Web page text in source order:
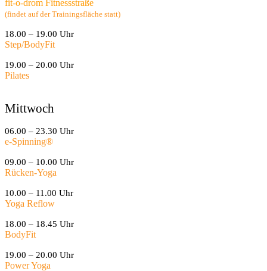
fit-o-drom Fitnessstraße
(findet auf der Trainingsfläche statt)
18.00 – 19.00 Uhr
Step/BodyFit
19.00 – 20.00 Uhr
Pilates
Mittwoch
06.00 – 23.30 Uhr
e-Spinning®
09.00 – 10.00 Uhr
Rücken-Yoga
10.00 – 11.00 Uhr
Yoga Reflow
18.00 – 18.45 Uhr
BodyFit
19.00 – 20.00 Uhr
Power Yoga